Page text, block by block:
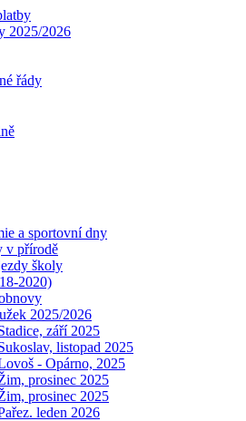
2025/2026
řády
a sportovní dny
v přírodě
školy
2020)
2025/2026
září 2025
listopad 2025
- Opárno, 2025
prosinec 2025
prosinec 2025
leden 2026